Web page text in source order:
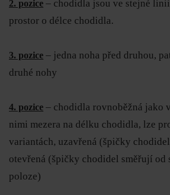
2. pozice – chodidla jsou ve stejné
prostor o délce chodidla.
3. pozice – jedna noha před druhou,
druhé nohy
4. pozice – chodidla rovnoběžná jako
nimi mezera na délku chodidla, lze
variantách, uzavřená (špičky
otevřená (špičky chodidel směřují od
poloze)